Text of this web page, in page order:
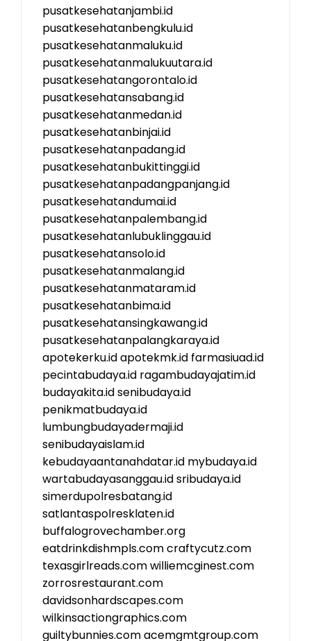
pusatkesehatanjambi.id
pusatkesehatanbengkulu.id
pusatkesehatanmaluku.id
pusatkesehatanmalukuutara.id
pusatkesehatangorontalo.id
pusatkesehatansabang.id
pusatkesehatanmedan.id
pusatkesehatanbinjai.id
pusatkesehatanpadang.id
pusatkesehatanbukittinggi.id
pusatkesehatanpadangpanjang.id
pusatkesehatandumai.id
pusatkesehatanpalembang.id
pusatkesehatanlubuklinggau.id
pusatkesehatansolo.id
pusatkesehatanmalang.id
pusatkesehatanmataram.id
pusatkesehatanbima.id
pusatkesehatansingkawang.id
pusatkesehatanpalangkaraya.id
apotekerku.idapotekmk.id farmasiuad.id
pecintabudaya.id ragambudayajatim.id
budayakita.idsenibudaya.id
penikmatbudaya.id
lumbungbudayadermaji.id
senibudayaislam.id
kebudayaantanahdatar.id mybudaya.id
wartabudayasanggau.idsribudaya.id
simerdupolresbatang.id
satlantaspolresklaten.id
buffalogrovechamber.org
eatdrinkdishmpls.comcraftycutz.com
texasgirlreads.comwilliemcginest.com
zorrosrestaurant.com
davidsonhardscapes.com
wilkinsactiongraphics.com
guiltybunnies.comacemgmtgroup.com